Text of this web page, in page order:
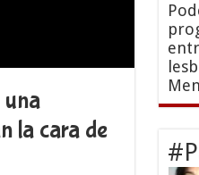
una
la cara de